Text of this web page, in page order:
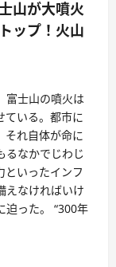
山が大噴火
ップ！火山
富士山の噴火は
ている。都市に
それ自体が命に
るなかでじわじ
といったインフ
えなければいけ
迫った。 “300年